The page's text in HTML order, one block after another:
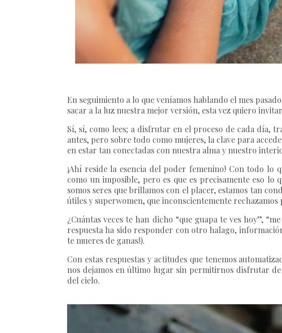
En seguimiento a lo que veníamos hablando el mes
sacar a la luz nuestra mejor versión, esta vez quiero
Sí, sí, como lees; a disfrutar en el proceso de cada día,
antes, pero sobre todo como mujeres, la clave para
en estar tan conectadas con nuestra alma y nuestro
¡Ahí reside la esencia del poder femenino! Con todo
como un imposible, pero es que es precisamente eso
somos seres que brillamos con el placer, estamos tan
útiles y superwomen, que inconscientemente
¿Cuántas veces te han dicho “que guapa te ves hoy”,
respuesta ha sido responder con otro halago,
te mueres de ganas!).
Con estas respuestas y actitudes que tenemos
nos dejamos en último lugar sin permitirnos disfrutar
del cielo.